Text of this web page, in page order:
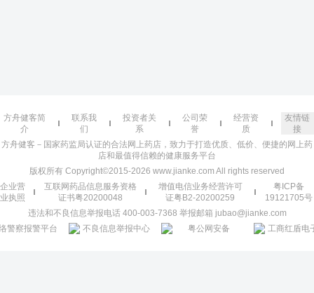
方舟健客简
介
联系我
们
投资者关
系
公司荣
誉
经营资
质
友情链
接
方舟健客－国家药监局认证的合法网上药店，致力于打造优质、低价、便捷的网上药
店和最值得信赖的健康服务平台
版权所有 Copyright©2015-2026 www.jianke.com All rights reserved
企业营
业执照
互联网药品信息服务资格
证书粤20200048
增值电信业务经营许可
证粤B2-20200259
粤ICP备
19121705号
违法和不良信息举报电话 400-003-7368 举报邮箱 jubao@jianke.com